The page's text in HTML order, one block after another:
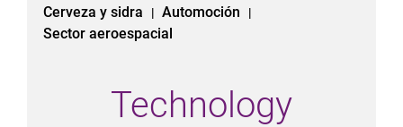
Cerveza y sidra | Automoción |
Sector aeroespacial
Technology